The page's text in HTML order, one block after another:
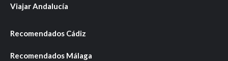
Viajar Andalucía
Recomendados Cádiz
Recomendados Málaga